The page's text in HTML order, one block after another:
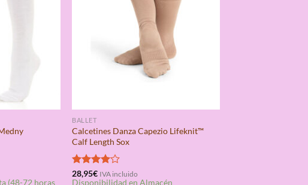
(48-72 horas
BALLET
Calcetines Danza Capezio Lifeknit™
Calf Length Sox
Valorado
con4.00
28,95€ IVA incluido
Disponibilidad en Almacén